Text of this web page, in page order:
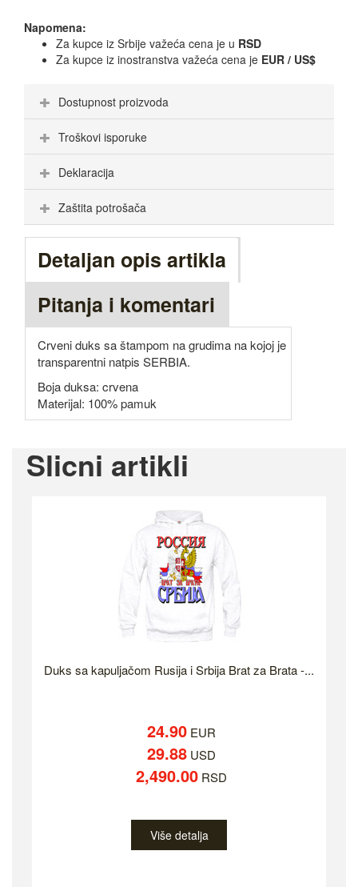
Napomena:
Za kupce iz Srbije važeća cena je u RSD
Za kupce iz inostranstva važeća cena je EUR / US$
Dostupnost proizvoda
Troškovi isporuke
Deklaracija
Zaštita potrošača
Detaljan opis artikla
Pitanja i komentari
Crveni duks sa štampom na grudima na kojoj je
transparentni natpis SERBIA.
Boja duksa: crvena
Materijal: 100% pamuk
Slicni artikli
Duks sa kapuljačom Rusija i Srbija Brat za Brata -...
24.90EUR
29.88USD
2,490.00RSD
Više detalja